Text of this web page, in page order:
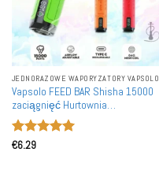
JEDNORAZOWE WAPORYZATORY VAPSOLO
Vapsolo FEED BAR Shisha 15000
zaciągnięć Hurtownia
Jednorazowych Waporyzatorów
Detaliczna sprzedaż
Oceniono
€6.29